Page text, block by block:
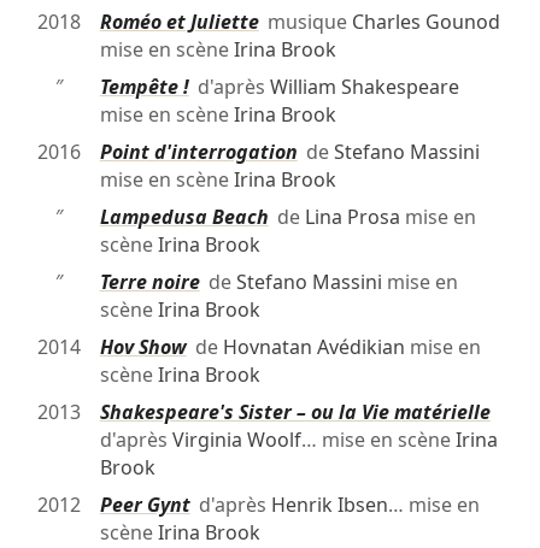
2018
Roméo et Juliettemusique Charles Gounod
mise en scèneIrina Brook
″
Tempête !d'après William Shakespeare
mise en scèneIrina Brook
2016
Point d'interrogation deStefano Massini
mise en scèneIrina Brook
″
Lampedusa Beach de Lina Prosa mise en
scèneIrina Brook
″
Terre noiredeStefano Massini mise en
scèneIrina Brook
2014
Hov Showde Hovnatan Avédikian mise en
scèneIrina Brook
2013
Shakespeare's Sister – ou la Vie matérielle
d'après Virginia Woolf… mise en scèneIrina
Brook
2012
Peer Gyntd'après Henrik Ibsen… mise en
scèneIrina Brook